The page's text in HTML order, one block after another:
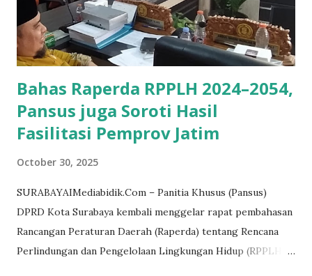
secara prudent dan selektif, memiliki profil risiko yang
terukur serta prospek yang baik dan peningkatan dana
pihak ketiga yang berkelanjutan. "Peningkatan kapasitas
bisnis Bank Jatim dilakuka...
Bahas Raperda RPPLH 2024–2054,
Pansus juga Soroti Hasil
Fasilitasi Pemprov Jatim
October 30, 2025
SURABAYAIMediabidik.Com – Panitia Khusus (Pansus)
DPRD Kota Surabaya kembali menggelar rapat pembahasan
Rancangan Peraturan Daerah (Raperda) tentang Rencana
Perlindungan dan Pengelolaan Lingkungan Hidup (RPPLH)